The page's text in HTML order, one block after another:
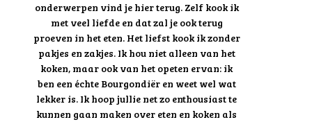
onderwerpen vind je hier terug. Zelf kook ik
met veel liefde en dat zal je ook terug
proeven in het eten. Het liefst kook ik zonder
pakjes en zakjes. Ik hou niet alleen van het
koken, maar ook van het opeten ervan: ik
ben een échte Bourgondiër en weet wel wat
lekker is. Ik hoop jullie net zo enthousiast te
kunnen gaan maken over eten en koken als